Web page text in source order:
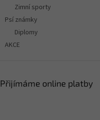
Zimní sporty
Psí známky
Diplomy
AKCE
Přijímáme online platby